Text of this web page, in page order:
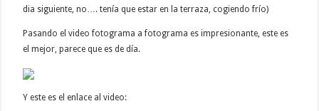
dia siguiente, no…. tenía que estar en la terraza, cogiendo frío)
Pasando el video fotograma a fotograma es impresionante, este es
el mejor, parece que es de día.
Y este es el enlace al video: